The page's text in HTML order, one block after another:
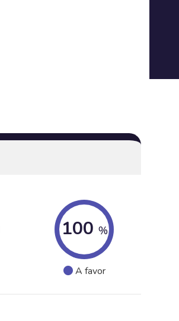
100 %
A favor